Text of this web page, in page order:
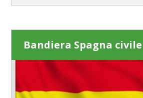
Bandiera Spagna civile